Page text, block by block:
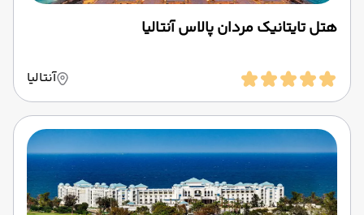
هتل تایتانیک مردان پالاس آنتالیا
آنتالیا